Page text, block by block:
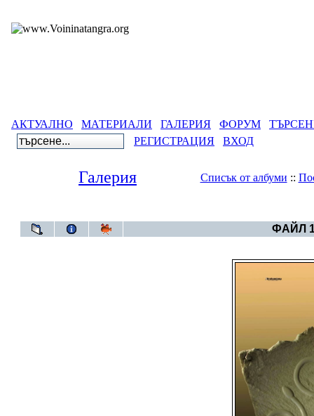
АКТУАЛНО МАТЕРИАЛИ ГАЛЕРИЯ ФОРУМ
РЕГИСТРАЦИЯ
ВХОД
Галерия Списък от албуми ::
ФАЙЛ